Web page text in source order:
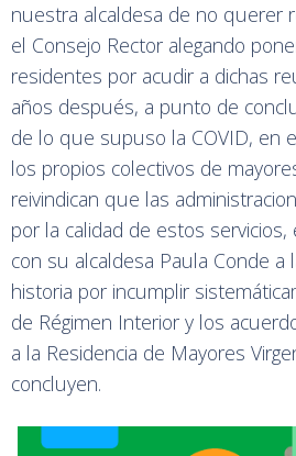
nuestra alcaldesa de no querer
el Consejo Rector alegando
residentes por acudir a dichas
años después, a punto de
de lo que supuso la COVID, en
los propios colectivos de
reivindican que las
por la calidad de estos
con su alcaldesa Paula Conde a
historia por incumplir
de Régimen Interior y los
a la Residencia de Mayores
concluyen.